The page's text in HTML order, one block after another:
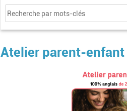
Atelier parent-enfant